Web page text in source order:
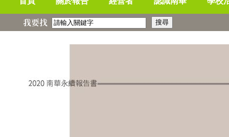
我要找